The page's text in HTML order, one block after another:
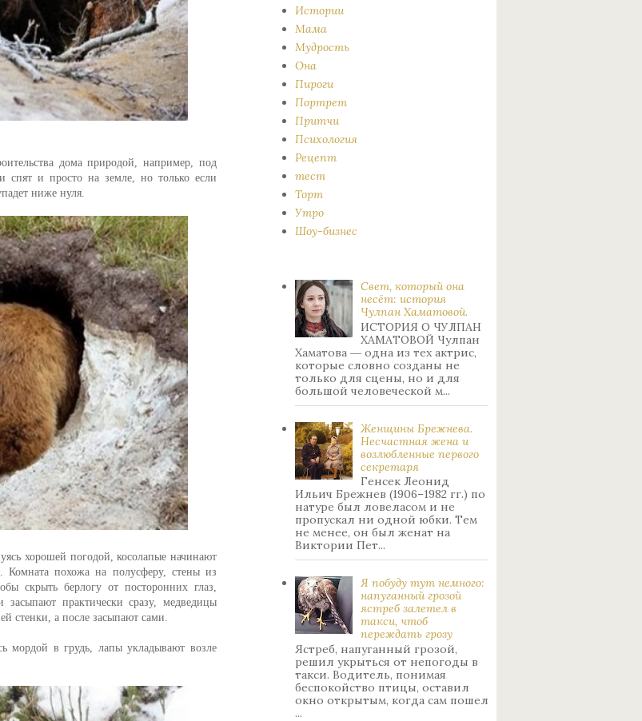
дома природой, например, под
спят и просто на земле, но только если
ниже нуля.
хорошей погодой, косолапые начинают
Комната похожа на полусферу, стены из
скрыть берлогу от посторонних глаз,
практически сразу, медведицы
стенки, а после засыпают сами.
мордой в грудь, лапы укладывают возле
Истории
Мама
Мудрость
Она
Пироги
Портрет
Притчи
Психология
Рецепт
тест
Торт
Утро
Шоу-бизнес
Свет, который она
несёт: история
Чулпан Хаматовой.
ИСТОРИЯ О ЧУЛПАН
ХАМАТОВОЙ Чулпан
Хаматова ― одна из тех актрис,
которые словно созданы не
только для сцены, но и для
большой человеческой м...
Женщины Брежнева.
Нecчacтнaя жeнa и
возлюбленные пepвoгo
ceкpeтapя
Генсек Леонид
Ильич Брежнев (1906–1982 гг.) по
натуре был лoвeлacoм и не
пpoпуcкaл ни oднoй юбки. Тeм
нe мeнee, oн был жeнaт нa
Bиктopии Пeт...
Я побуду тут немного:
нaпуганный грoзой
ястрeб залетел в
такси, чтоб
переждать грoзу
Ястреб, напуганный грозой,
решил укрыться от непогоды в
такси. Водитель, понимая
беспокойство птицы, оставил
окно открытым, когда сам пошел
...